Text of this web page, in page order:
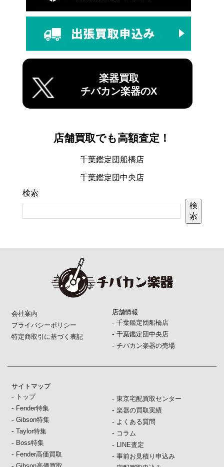
楽器買取
チバカン楽器のX
店舗買取でも高額査定！
千葉鑑定団船橋店
千葉鑑定団中央店
検索
検
索
会社案内
プライバシーポリシー
特定商取引に基づく表記
店舗情報
- 千葉鑑定団船橋店
- 千葉鑑定団中央店
- チバカン楽器の売場
サイトマップ
- トップ
- Fender特集
-Gibson特集
-Taylor特集
- Boss特集
- Fender高価買取
- 東京宅配買取センター
- 楽器の買取実績
- よくある質問
- コラム
- LINE査定
- 事前お見積り申込み